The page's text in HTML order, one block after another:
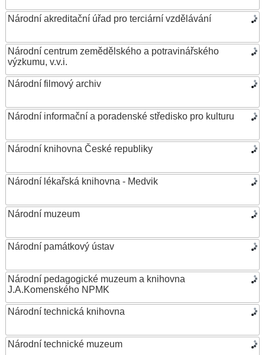
Národní akreditační úřad pro terciární vzdělávání
Národní centrum zemědělského a potravinářského
výzkumu, v.v.i.
Národní filmový archiv
Národní informační a poradenské středisko pro kulturu
Národní knihovna České republiky
Národní lékařská knihovna - Medvik
Národní muzeum
Národní památkový ústav
Národní pedagogické muzeum a knihovna
J.A.Komenského NPMK
Národní technická knihovna
Národní technické muzeum